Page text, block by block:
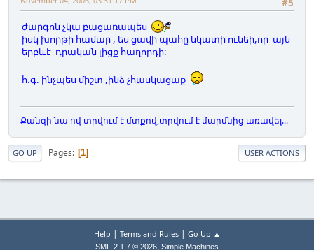
ժարգոն չկա բացառապես
իսկ խորթի համար , ես ցավի պահը նկատի ունեի,որ այն
երբևէ դրական լիցք հաղորդի:
հ.գ. ինչպես միշտ ,ինձ չհասկացաք
Քանզի նա ով տրվում է մտքով,տրվում է մարմնից առավել...
GO UP Pages 1 USER ACTIONS
Help | Terms and Rules| Go Up ▲
SMF 2.1.7 © 2026, Simple Machines